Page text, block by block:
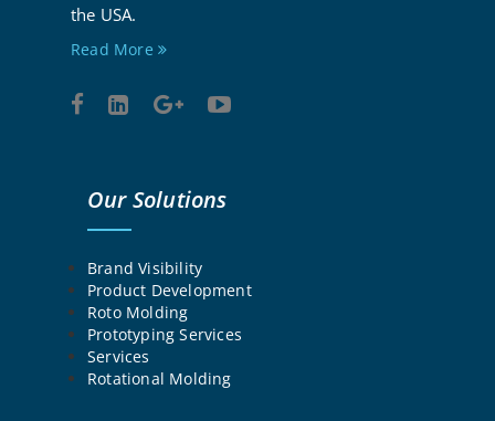
the USA.
Read More
Our Solutions
Brand Visibility
Product Development
Roto Molding
Prototyping Services
Services
Rotational Molding